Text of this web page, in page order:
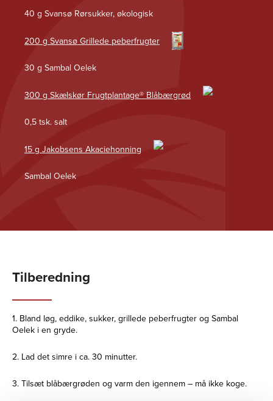
40 g Svansø Rørsukker, økologisk
200 g Svansø Grillede peberfrugter
30 g Sambal Oelek
300 g Skælskør Frugtplantage® Blåbærgrød
0,5 tsk. salt
15 g Jakobsens Akaciehonning
Sambal Oelek
Tilberedning
1. Bland løg, eddike, sukker, grillede peberfrugter og Sambal
Oelek i en gryde.
2. Lad det simre i ca. 30 minutter.
3. Tilsæt blåbærgrøden og varm den igennem – må ikke koge.